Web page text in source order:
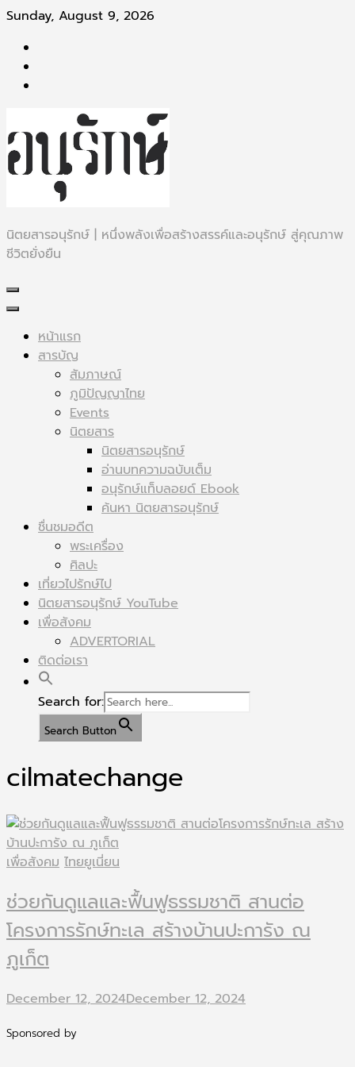
Skip
content
Sunday, August 9, 2026
นิตยสารอนุรักษ์ | หนึ่งพลังเพื่อสร้างสรรค์และอนุรักษ์ สู่คุณภาพ
ชีวิตยั่งยืน
หน้าแรก
สารบัญ
สัมภาษณ์
ภูมิปัญญาไทย
Events
นิตยสาร
นิตยสารอนุรักษ์
อ่านบทความฉบับเต็ม
อนุรักษ์แท็บลอยด์ Ebook
ค้นหา นิตยสารอนุรักษ์
ชื่นชมอดีต
พระเครื่อง
ศิลปะ
เที่ยวไปรักษ์ไป
นิตยสารอนุรักษ์ YouTube
เพื่อสังคม
ADVERTORIAL
ติดต่อเรา
Search for:
Search Button
cilmatechange
เพื่อสังคม ไทยยูเนี่ยน
ช่วยกันดูแลและฟื้นฟูธรรมชาติ สานต่อ
โครงการรักษ์ทะเล สร้างบ้านปะการัง ณ
ภูเก็ต
December 12, 2024December 12, 2024
Sponsored by